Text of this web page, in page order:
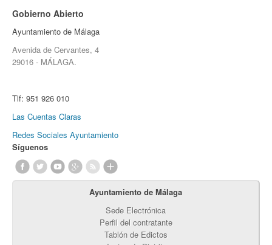
Gobierno Abierto
Ayuntamiento de Málaga
Avenida de Cervantes, 4
29016 - MÁLAGA.
Tlf: 951 926 010
Las Cuentas Claras
Redes Sociales Ayuntamiento
Síguenos
Ayuntamiento de Málaga
Sede Electrónica
Perfil del contratante
Tablón de Edictos